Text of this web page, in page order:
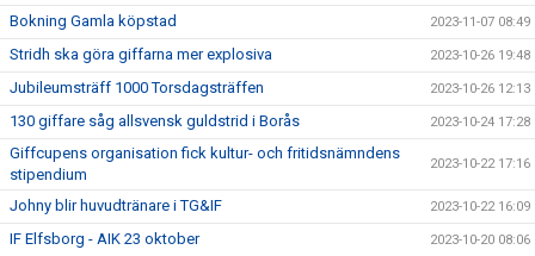
Bokning Gamla köpstad 2023-11-07 08:49
Stridh ska göra giffarna mer explosiva 2023-10-26 19:48
Jubileumsträff 1000 Torsdagsträffen 2023-10-26 12:13
130 giffare såg allsvensk guldstrid i Borås 2023-10-24 17:28
Giffcupens organisation fick kultur- och fritidsnämndens
stipendium
2023-10-22 17:16
Johny blir huvudtränare i TG&IF 2023-10-22 16:09
IF Elfsborg - AIK 23 oktober 2023-10-20 08:06